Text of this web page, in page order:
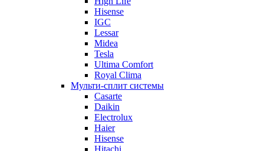
Hisense
IGC
Lessar
Midea
Tesla
Ultima Comfort
Royal Clima
Мульти-сплит системы
Casarte
Daikin
Electrolux
Haier
Hisense
Hitachi